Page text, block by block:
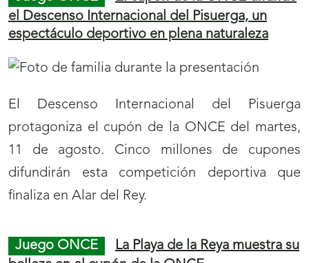
el Descenso Internacional del Pisuerga, un
espectáculo deportivo en plena naturaleza
El Descenso Internacional del Pisuerga
protagoniza el cupón de la ONCE del martes,
11 de agosto. Cinco millones de cupones
difundirán esta competición deportiva que
finaliza en Alar del Rey.
Juego ONCE
La Playa de la Reya muestra su